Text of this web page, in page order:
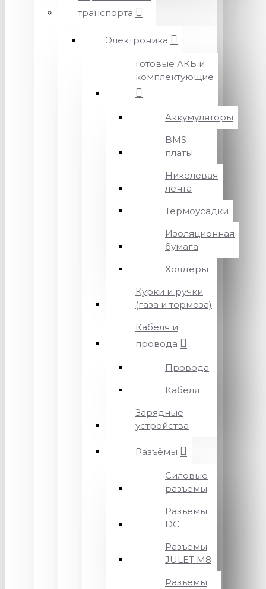
транспорта
Электроника
Готовые АКБ и
комплектующие
Аккумуляторы
BMS
платы
Никелевая
лента
Термоусадки
Изоляционная
бумага
Холдеры
Курки и ручки
(газа и тормоза)
Кабеля и
провода
Провода
Кабеля
Зарядные
устройства
Разъёмы
Силовые
разъемы
Разъемы
DC
Разъемы
JULET M8
Разъемы